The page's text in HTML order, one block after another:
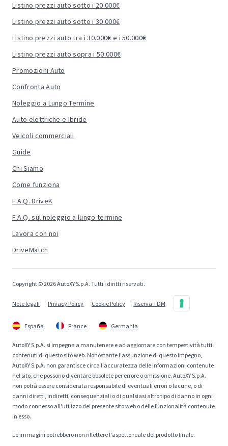
Listino prezzi auto sotto i 20.000€
Listino prezzi auto sotto i 30.000€
Listino prezzi auto tra i 30.000€ e i 50.000€
Listino prezzi auto sopra i 50.000€
Promozioni Auto
Confronta Auto
Noleggio a Lungo Termine
Auto elettriche e Ibride
Veicoli commerciali
Guide
Chi Siamo
Come funziona
F.A.Q. DriveK
F.A.Q. sul noleggio a lungo termine
Lavora con noi
DriveMatch
Copyright © 2026 AutoXY S.p.A. Tutti i diritti riservati.
Note legali Privacy Policy Cookie Policy Riserva TDM
España France Germania
AutoXY S.p.A. si impegna a manutenere e ad aggiornare con tempestività tutti i
contenuti di questo sito web. Nonostante l'assunzione di questo impegno,
AutoXY S.p.A. non garantisce circa l'accuratezza delle informazioni contenute
nel sito, che possono diventare obsolete per errore o omissione. AutoXY S.p.A.
non potrà essere considerata responsabile di eventuali errori o lacune, o di
danni diretti, indiretti, consequenziali o di qualsiasi altro tipo di danno in ogni
modo connesso all'utilizzo del presente sito web o delle funzionalità contenute
in esso.
Le immagini potrebbero non riflettere l'aspetto reale del prodotto finale.